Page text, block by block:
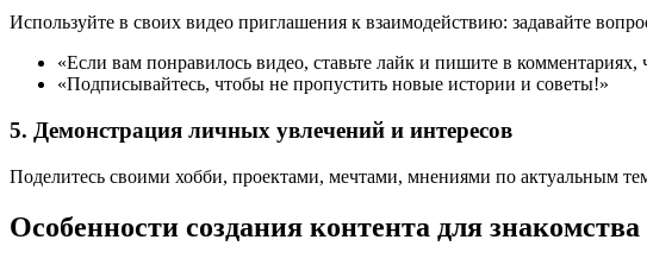
Используйте в своих видео приглашения к взаимодействию: задавайте
«Если вам понравилось видео, ставьте лайк и пишите в
«Подписывайтесь, чтобы не пропустить новые истории и советы!»
5. Демонстрация личных увлечений и интересов
Поделитесь своими хобби, проектами, мечтами, мнениями по актуальным
Особенности создания контента для знакомства